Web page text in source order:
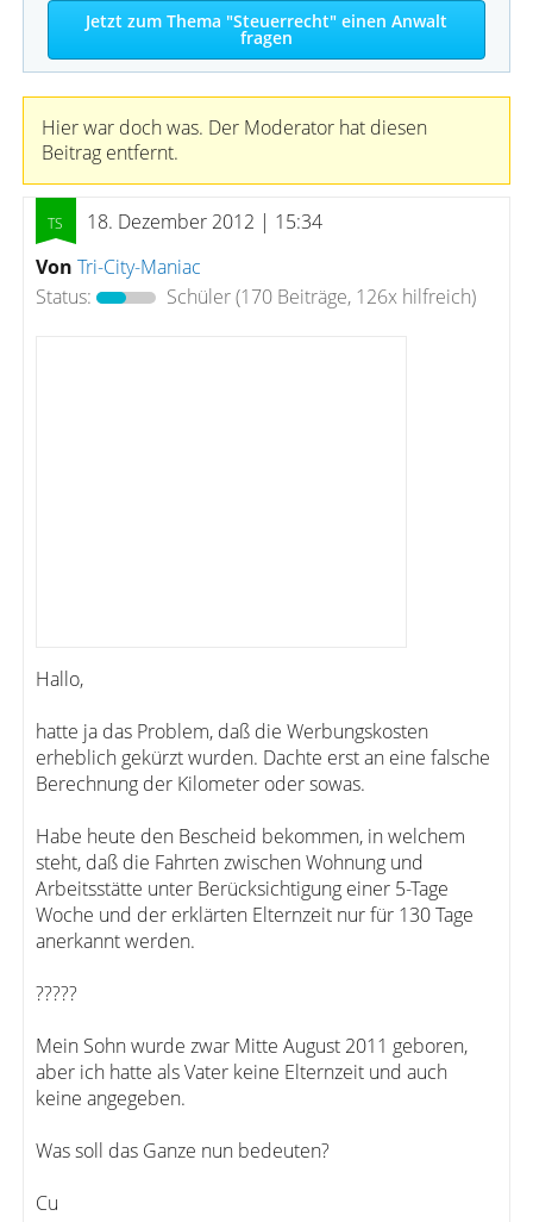
Jetzt zum Thema "Steuerrecht" einen Anwalt
fragen
Hier war doch was. Der Moderator hat diesen
Beitrag entfernt.
18. Dezember 2012 | 15:34
Von Tri-City-Maniac
Status:
Schüler(170 Beiträge, 126x hilfreich)
Hallo,
hatte ja das Problem, daß die Werbungskosten
erheblich gekürzt wurden. Dachte erst an eine falsche
Berechnung der Kilometer oder sowas.
Habe heute den Bescheid bekommen, in welchem
steht, daß die Fahrten zwischen Wohnung und
Arbeitsstätte unter Berücksichtigung einer 5-Tage
Woche und der erklärten Elternzeit nur für 130 Tage
anerkannt werden.
?????
Mein Sohn wurde zwar Mitte August 2011 geboren,
aber ich hatte als Vater keine Elternzeit und auch
keine angegeben.
Was soll das Ganze nun bedeuten?
Cu